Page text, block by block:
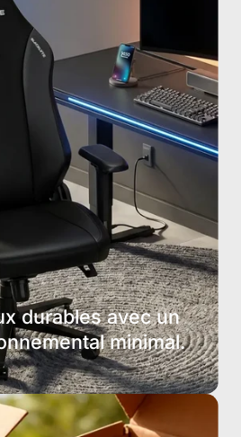
durables avec un
minimal.